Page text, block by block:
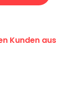
Kunden aus